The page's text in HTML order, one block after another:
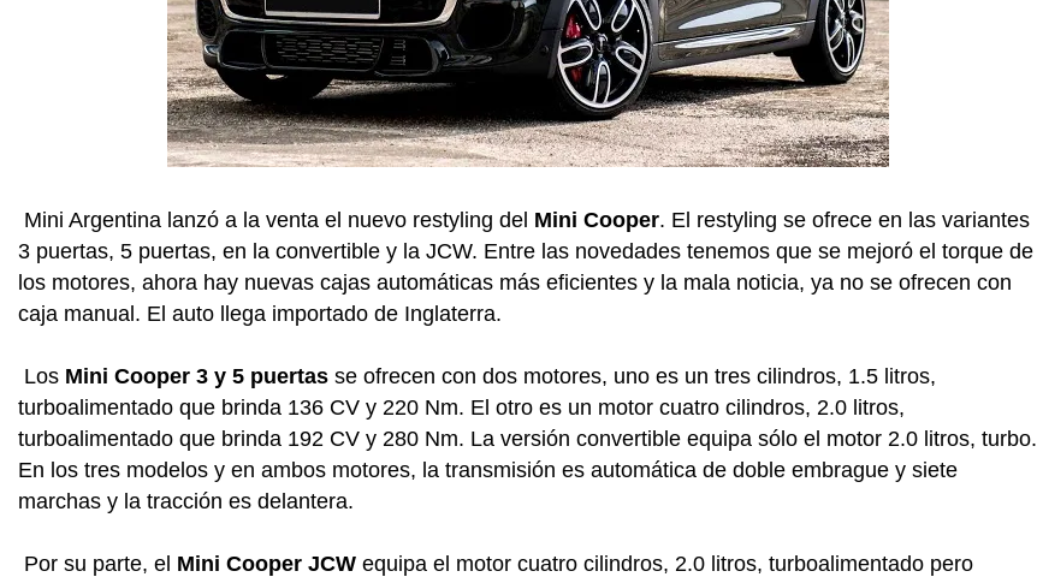
Mini Argentina lanzó a la venta el nuevo restyling del Mini Cooper. El restyling se ofrece en las variantes
3 puertas, 5 puertas, en la convertible y la JCW. Entre las novedades tenemos que se mejoró el torque de
los motores, ahora hay nuevas cajas automáticas más eficientes y la mala noticia, ya no se ofrecen con
caja manual. El auto llega importado de Inglaterra.
Los Mini Cooper 3 y 5 puertas se ofrecen con dos motores, uno es un tres cilindros, 1.5 litros,
turboalimentado que brinda 136 CV y 220 Nm. El otro es un motor cuatro cilindros, 2.0 litros,
turboalimentado que brinda 192 CV y 280 Nm. La versión convertible equipa sólo el motor 2.0 litros, turbo.
En los tres modelos y en ambos motores, la transmisión es automática de doble embrague y siete
marchas y la tracción es delantera.
Por su parte, el Mini Cooper JCW equipa el motor cuatro cilindros, 2.0 litros, turboalimentado pero